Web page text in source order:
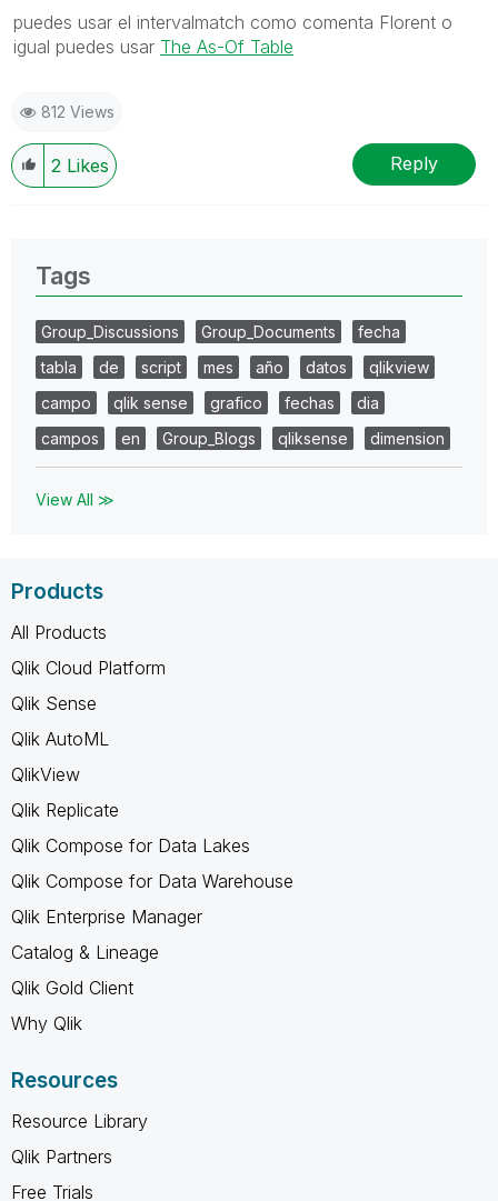
puedes usar el intervalmatch como comenta Florent o
igual puedes usar The As-Of Table
812 Views
2 Likes Reply
Tags
Group_Discussions Group_Documents
fecha
tabla
de script mes año datos
qlikview
campo
qlik sense grafico fechas
dia
campos
en Group_Blogs qliksense dimension
View All ≫
Products
All Products
Qlik Cloud Platform
Qlik Sense
Qlik AutoML
QlikView
Qlik Replicate
Qlik Compose for Data Lakes
Qlik Compose for Data Warehouse
Qlik Enterprise Manager
Catalog & Lineage
Qlik Gold Client
Why Qlik
Resources
Resource Library
Qlik Partners
Free Trials